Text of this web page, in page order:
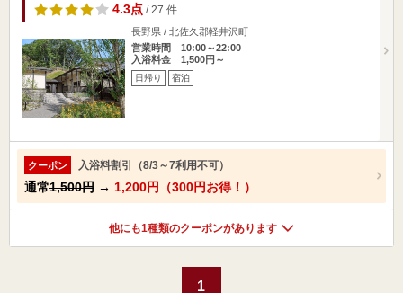
4.3点/ 27 件
長野県 / 北佐久郡軽井沢町
営業時間 10:00～22:00
入浴料金 1,500円～
日帰り 宿泊
クーポン 入浴料割引（8/3～7利用不可）
通常1,500円 → 1,200円（300円お得！）
他にも1種類のクーポンがあります
1